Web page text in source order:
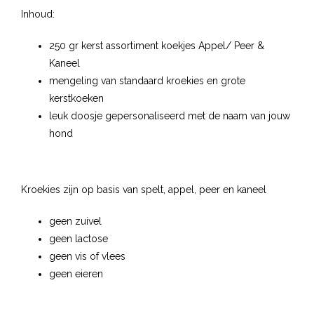
Inhoud:
250 gr kerst assortiment koekjes Appel/ Peer &
Kaneel
mengeling van standaard kroekies en grote
kerstkoeken
leuk doosje gepersonaliseerd met de naam van jouw
hond
Kroekies zijn op basis van spelt, appel, peer en kaneel
geen zuivel
geen lactose
geen vis of vlees
geen eieren